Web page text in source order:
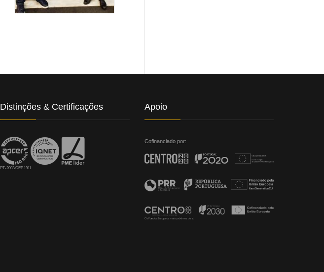
Distinções & Certificações
PT-2003/CEP.1911
Apoio
Cofinanciado por: